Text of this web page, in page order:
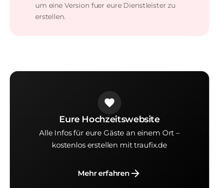
um eine Version fuer eure Dienstleister zu
erstellen.
favorite
Eure Hochzeitswebsite
Alle Infos für eure Gäste an einem Ort –
kostenlos erstellen mit traufix.de
Mehr erfahrenarrow_forward